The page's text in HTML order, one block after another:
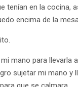
tenían en la cocina,
encima de la
mano para llevarla
sujetar mi mano